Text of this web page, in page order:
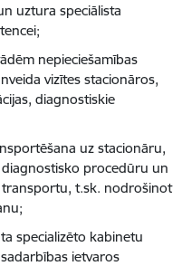
uztura speciālista
nepieciešamības
vizītes stacionāros,
diagnostiskie
uz stacionāru,
procedūru un
t.sk. nodrošinot
specializēto kabinetu
ietvaros